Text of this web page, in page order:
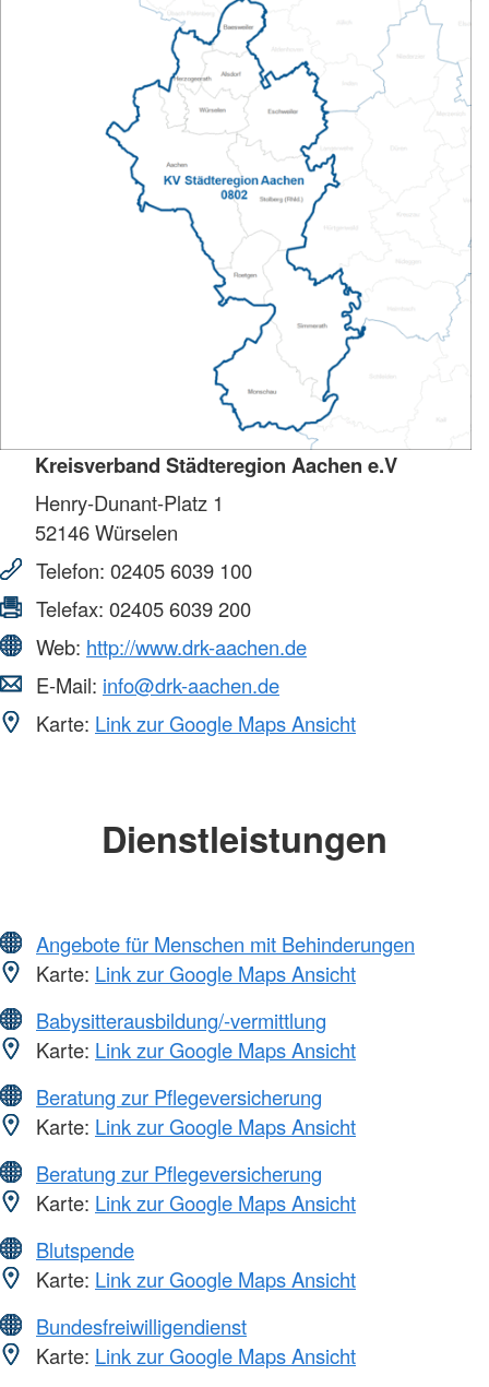
Kreisverband Städteregion Aachen e.V
Henry-Dunant-Platz 1
52146Würselen
Telefon: 02405 6039 100
Telefax: 02405 6039 200
Web: http://www.drk-aachen.de
E-Mail: info@drk-aachen.de
Karte: Link zur Google Maps Ansicht
Dienstleistungen
Angebote für Menschen mit Behinderungen
Karte: Link zur Google Maps Ansicht
Babysitterausbildung/-vermittlung
Karte: Link zur Google Maps Ansicht
Beratung zur Pflegeversicherung
Karte: Link zur Google Maps Ansicht
Beratung zur Pflegeversicherung
Karte: Link zur Google Maps Ansicht
Blutspende
Karte: Link zur Google Maps Ansicht
Bundesfreiwilligendienst
Karte: Link zur Google Maps Ansicht